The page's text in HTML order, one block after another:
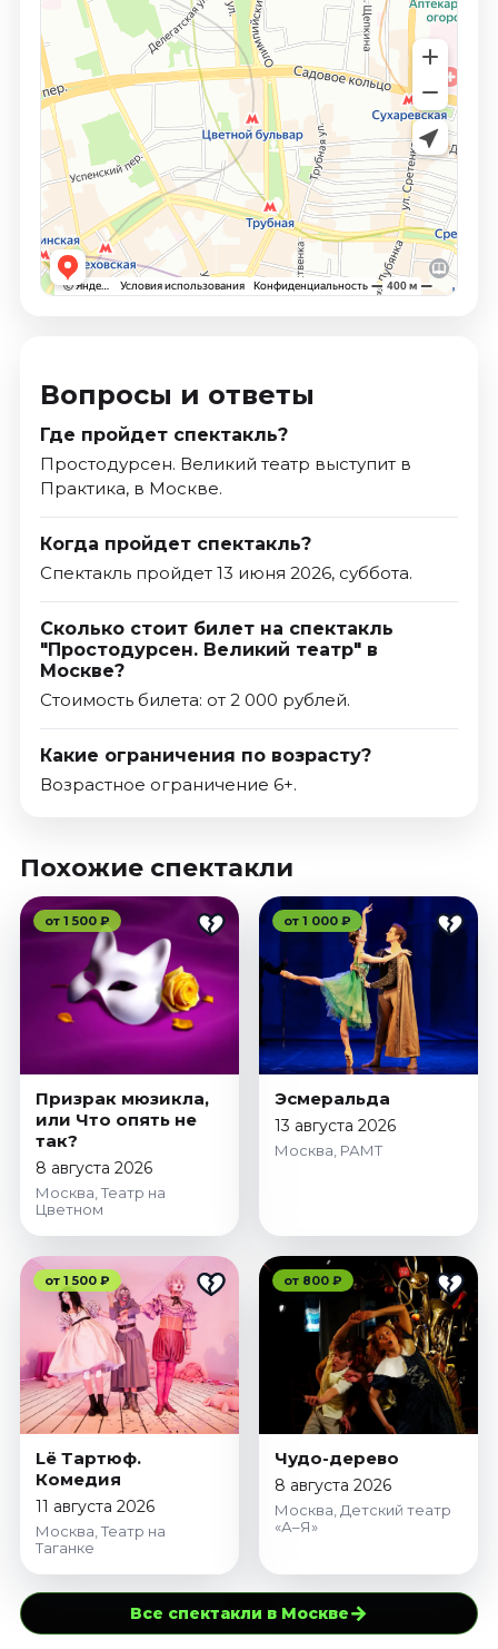
Вопросы и ответы
Где пройдет спектакль?
Простодурсен. Великий театр выступит в
Практика, в Москве.
Когда пройдет спектакль?
Спектакль пройдет 13 июня 2026, суббота.
Сколько стоит билет на спектакль
"Простодурсен. Великий театр" в
Москве?
Стоимость билета: от 2 000 рублей.
Какие ограничения по возрасту?
Возрастное ограничение 6+.
Похожие спектакли
от 1 500 ₽
Призрак мюзикла,
или Что опять не
так?
8 августа 2026
Москва, Театр на
Цветном
от 1 000 ₽
Эсмеральда
13 августа 2026
Москва, РАМТ
от 1 500 ₽
Lё Тартюф.
Комедия
11 августа 2026
Москва, Театр на
Таганке
от 800 ₽
Чудо-дерево
8 августа 2026
Москва, Детский театр
«А–Я»
Все спектакли в Москве→